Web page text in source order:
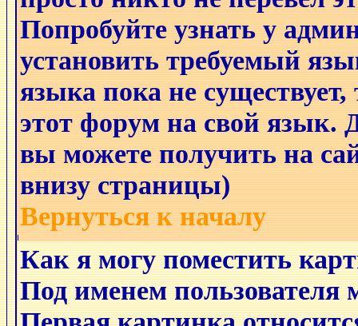
Попробуйте узнать у
установить требуемый
языка пока не
этот форум на свой
вы можете получить на
внизу страницы)
Вернуться к началу
Как я могу поместить
Под именем пользователя